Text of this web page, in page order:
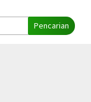
Pencarian